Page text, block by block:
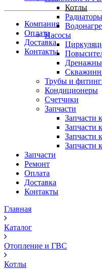
Компания
Оплата
Доставка
Контакты
Котлы
Радиаторы
Насосы
Трубы и
Кондиционеры
Счетчики
Запчасти
Запчасти
Запчасти
Запчасти
Запчасти
Запчасти
Ремонт
Оплата
Доставка
Контакты
Главная
Каталог
Отопление и ГВС
Котлы